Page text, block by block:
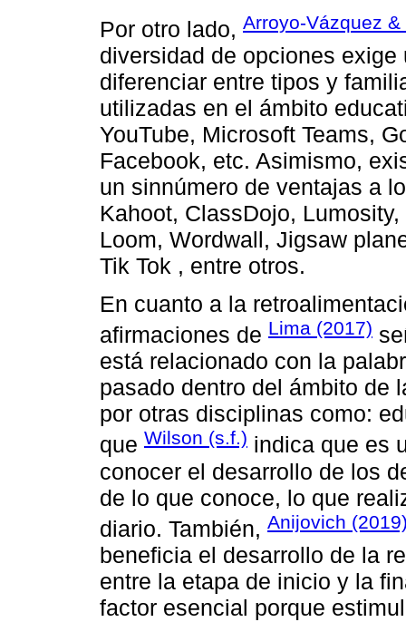
Por otro lado, Arroyo-Vázquez
diversidad de opciones
diferenciar entre tipos y
utilizadas en el ámbito
YouTube, Microsoft Teams,
Facebook, etc. Asimismo,
un sinnúmero de ventajas a
Kahoot, ClassDojo,
Loom, Wordwall, Jigsaw
Tik Tok , entre otros.
En cuanto a la
afirmaciones de Lima (2017)
está relacionado con la
pasado dentro del ámbito de
por otras disciplinas como:
que Wilson (s.f.) indica que es
conocer el desarrollo de los
de lo que conoce, lo que
diario. También, Anijovich
beneficia el desarrollo de la
entre la etapa de inicio y la
factor esencial porque